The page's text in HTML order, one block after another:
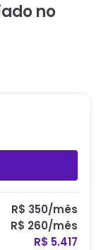
no
R$ 350/mês
R$ 260/mês
R$ 5.417